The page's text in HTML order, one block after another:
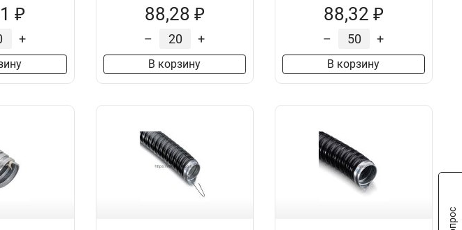
₽
+
88,28 ₽
– +
В корзину
88,32 ₽
– +
В корзину